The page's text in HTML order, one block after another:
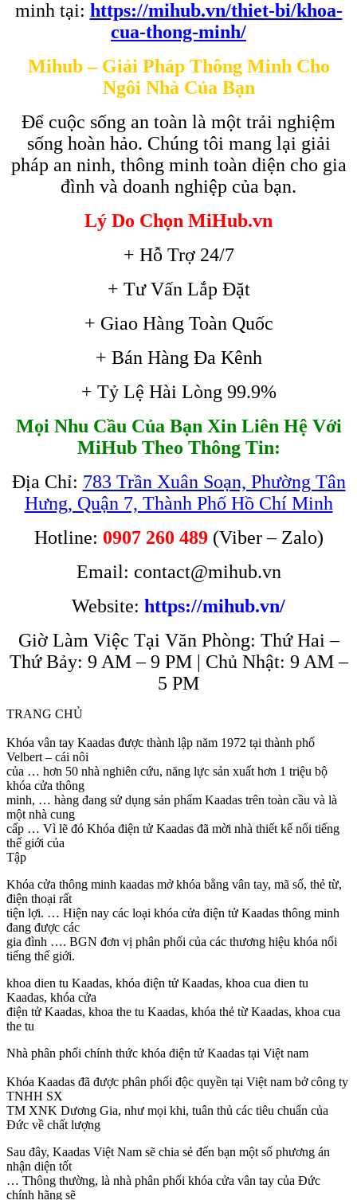
minh tại: https://mihub.vn/thiet-bi/khoa-
cua-thong-minh/
Mihub – Giải Pháp Thông Minh Cho
Ngôi Nhà Của Bạn
Để cuộc sống an toàn là một trải nghiệm
sống hoàn hảo. Chúng tôi mang lại giải
pháp an ninh, thông minh toàn diện cho gia
đình và doanh nghiệp của bạn.
Lý Do Chọn MiHub.vn
+ Hỗ Trợ 24/7
+ Tư Vấn Lắp Đặt
+ Giao Hàng Toàn Quốc
+ Bán Hàng Đa Kênh
+ Tỷ Lệ Hài Lòng 99.9%
Mọi Nhu Cầu Của Bạn Xin Liên Hệ Với
MiHub Theo Thông Tin:
Địa Chỉ: 783 Trần Xuân Soạn, Phường Tân
Hưng, Quận 7, Thành Phố Hồ Chí Minh
Hotline: 0907 260 489(Viber – Zalo)
Email: contact@mihub.vn
Website: https://mihub.vn/
Giờ Làm Việc Tại Văn Phòng: Thứ Hai –
Thứ Bảy: 9 AM – 9 PM | Chủ Nhật: 9 AM –
5 PM
TRANG CHỦ
Khóa vân tay Kaadas được thành lập năm 1972 tại thành phố
Velbert – cái nôi
của … hơn 50 nhà nghiên cứu, năng lực sản xuất hơn 1 triệu bộ
khóa cửa thông
minh, … hàng đang sử dụng sản phẩm Kaadas trên toàn cầu và là
một nhà cung
cấp … Vì lẽ đó Khóa điện tử Kaadas đã mời nhà thiết kế nổi tiếng
thế giới của
Tập
Khóa cửa thông minh kaadas mở khóa bằng vân tay, mã số, thẻ từ,
điện thoại rất
tiện lợi. … Hiện nay các loại khóa cửa điện tử Kaadas thông minh
đang được các
gia đình …. BGN đơn vị phân phối của các thương hiệu khóa nổi
tiếng thế giới.
khoa dien tu Kaadas, khóa điện tử Kaadas, khoa cua dien tu
Kaadas, khóa cửa
điện tử Kaadas, khoa the tu Kaadas, khóa thẻ từ Kaadas, khoa cua
the tu
Nhà phân phối chính thức khóa điện tử Kaadas tại Việt nam
Khóa Kaadas đã được phân phối độc quyền tại Việt nam bở công ty
TNHH SX
TM XNK Dương Gia, như mọi khi, tuân thủ các tiêu chuẩn của
Đức về chất lượng
Sau đây, Kaadas Việt Nam sẽ chia sẻ đến bạn một số phương án
nhận diện tốt
… Thông thường, là nhà phân phối khóa cửa vân tay của Đức
chính hãng sẽ